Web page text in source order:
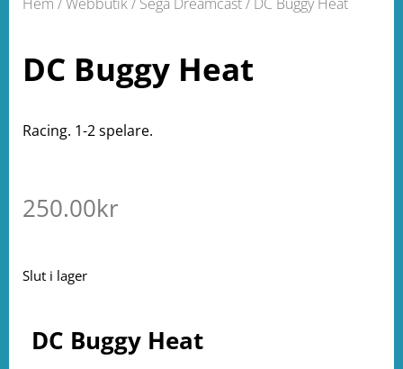
DC Buggy Heat
Racing. 1-2 spelare.
250.00kr
Slut i lager
DC Buggy Heat